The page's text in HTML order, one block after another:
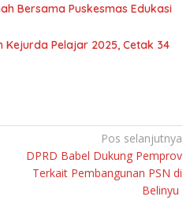
Bersama Puskesmas Edukasi
Pelajar 2025, Cetak 34
Pos selanjutnya
DPRD Babel Dukung Pemprov
Terkait Pembangunan PSN di
Belinyu